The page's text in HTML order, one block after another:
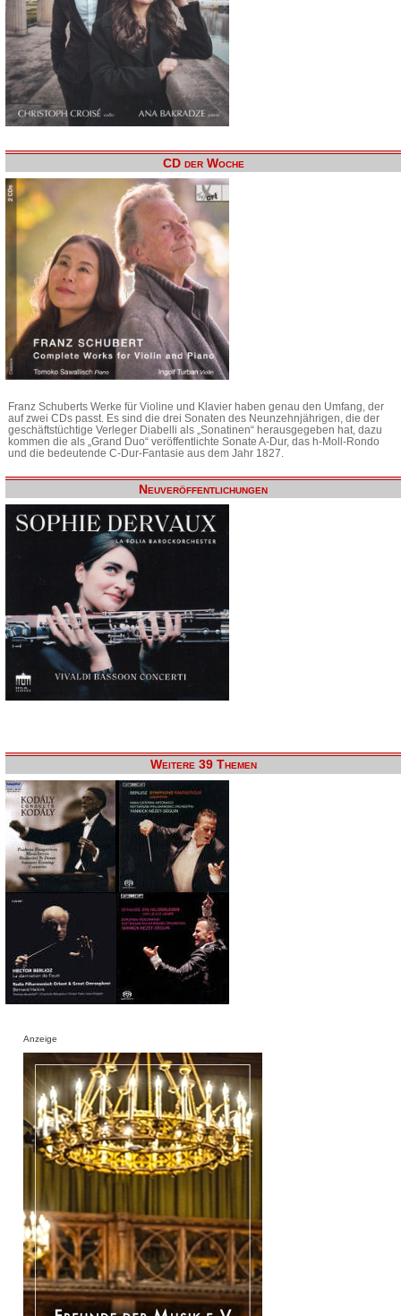
CD der Woche
Franz Schuberts Werke für Violine und Klavier haben genau den Umfang, der
auf zwei CDs passt. Es sind die drei Sonaten des Neunzehnjährigen, die der
geschäftstüchtige Verleger Diabelli als „Sonatinen“ herausgegeben hat, dazu
kommen die als „Grand Duo“ veröffentlichte Sonate A-Dur, das h-Moll-Rondo
und die bedeutende C-Dur-Fantasie aus dem Jahr 1827.
Neuveröffentlichungen
Weitere 39 Themen
Anzeige